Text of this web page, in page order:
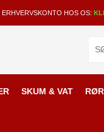
HOS OS:
SKUM & VAT